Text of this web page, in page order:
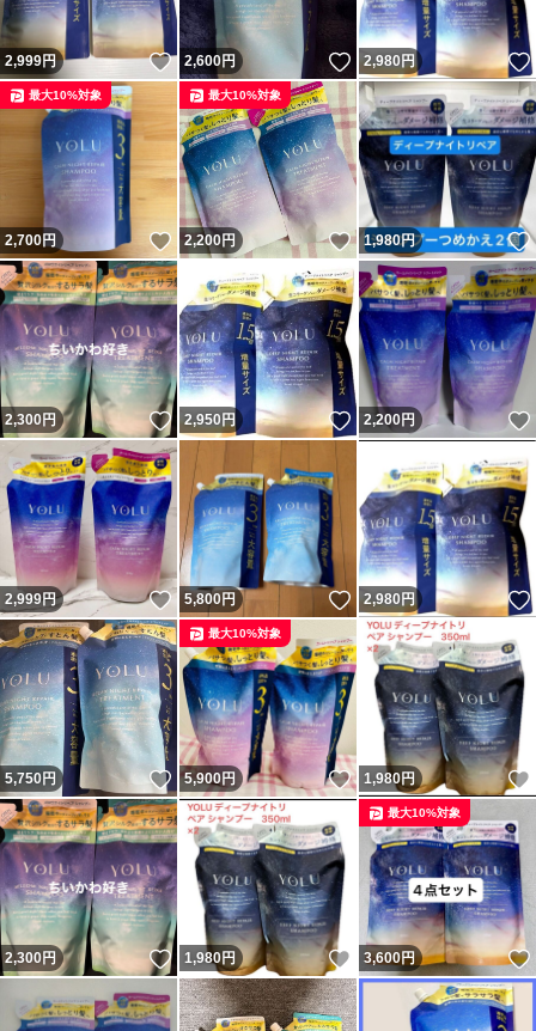
2,999円 いいね！
2,600円 いいね！
2,980 円
2,700円 いいね！
最大10%対象
2,200円 いいね！
最大10%対象
1,980円
2,300円 いいね！
2,950 円 いいね！
2,200円
2,999円 いいね！
5,800円 いいね！
2,980 円
5,750円 いいね！
5,900円 いいね！
最大10%対象
1,980円
2,300円 いいね！
1,980円 いいね！
3,600円
最大10%対象